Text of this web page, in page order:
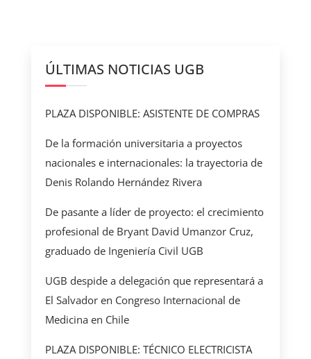
ÚLTIMAS NOTICIAS UGB
PLAZA DISPONIBLE: ASISTENTE DE COMPRAS
De la formación universitaria a proyectos
nacionales e internacionales: la trayectoria de
Denis Rolando Hernández Rivera
De pasante a líder de proyecto: el crecimiento
profesional de Bryant David Umanzor Cruz,
graduado de Ingeniería Civil UGB
UGB despide a delegación que representará a
El Salvador en Congreso Internacional de
Medicina en Chile
PLAZA DISPONIBLE: TÉCNICO ELECTRICISTA